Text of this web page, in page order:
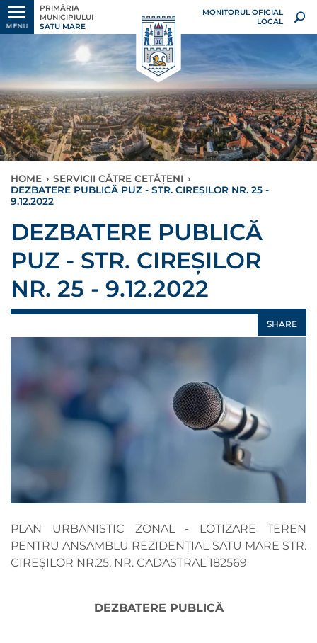
MENU
PRIMĂRIA
MUNICIPIULUI
SATU MARE
MONITORUL OFICIAL
LOCAL
HOME › SERVICII CĂTRE CETĂȚENI ›
DEZBATERE PUBLICĂ PUZ - STR. CIREȘILOR NR. 25 -
9.12.2022
DEZBATERE PUBLICĂ
PUZ - STR. CIREȘILOR
NR. 25 - 9.12.2022
SHARE
PLAN URBANISTIC ZONAL - LOTIZARE TEREN
PENTRU ANSAMBLU REZIDENȚIAL SATU MARE STR.
CIREȘILOR NR.25, NR. CADASTRAL 182569
DEZBATERE PUBLICĂ